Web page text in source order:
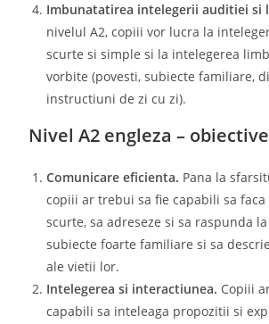
Imbunatatirea intelegerii auditiei si
nivelul A2, copiii vor lucra la
scurte si simple si la intelegerea
vorbite (povesti, subiecte familiare,
instructiuni de zi cu zi).
Nivel A2 engleza – obiective
Comunicare eficienta. Pana la
copiii ar trebui sa fie capabili sa
scurte, sa adreseze si sa raspunda
subiecte foarte familiare si sa
ale vietii lor.
Intelegerea si interactiunea. Copiii
capabili sa inteleaga propozitii si